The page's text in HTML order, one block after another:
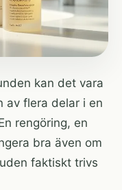
kan det vara
av flera delar i en
rengöring, en
bra även om
faktiskt trivs